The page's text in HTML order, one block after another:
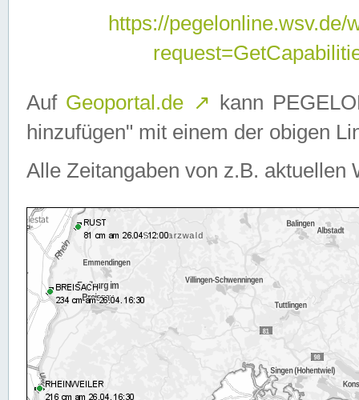
https://
Auf Geoportal.de ↗ kann
hinzufügen" mit einem der obigen
Alle Zeitangaben von z.B. aktuellen